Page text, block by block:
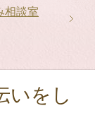
相談室
いをし